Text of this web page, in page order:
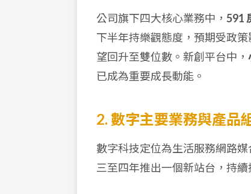
公司旗下四大核心業務中， 591
下半年持樂觀態度，預期受政
望回升至雙位數。新創平台中，
已成為重要成長動能。
2. 數字主要業務與產品
數字科技定位為生活服務網路
三至四年推出一個新站台，持續